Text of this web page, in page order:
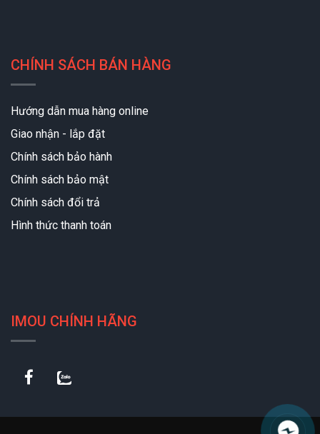
CHÍNH SÁCH BÁN HÀNG
Hướng dẫn mua hàng online
Giao nhận - lắp đặt
Chính sách bảo hành
Chính sách bảo mật
Chính sách đổi trả
Hình thức thanh toán
IMOU CHÍNH HÃNG